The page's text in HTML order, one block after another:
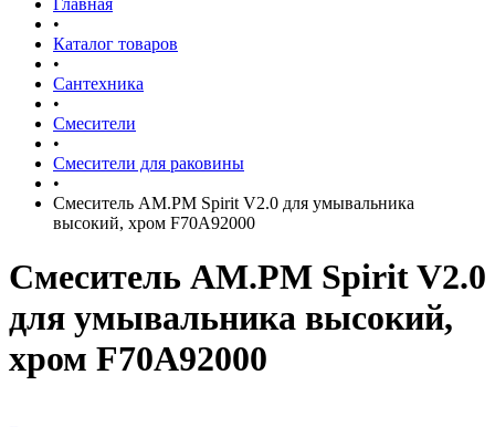
Главная
•
Каталог товаров
•
Сантехника
•
Смесители
•
Смесители для раковины
•
Смеситель AM.PM Spirit V2.0 для умывальника
высокий, хром F70A92000
Смеситель AM.PM Spirit V2.0
для умывальника высокий,
хром F70A92000